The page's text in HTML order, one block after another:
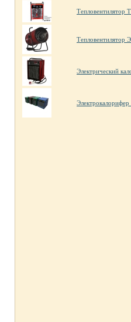
Тепловентилятор
Электрический